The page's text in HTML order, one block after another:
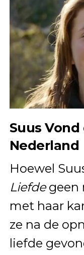
Suus
Nederland
Hoewel
Liefdegeen
met haar
ze na de
liefde